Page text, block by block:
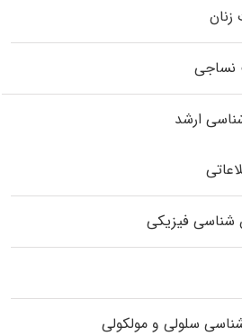
زنان
نساجی
ارشد
شناسی فیزیکی
سلولی و مولکولی